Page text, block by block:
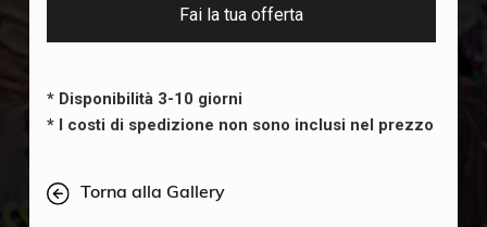
Fai la tua offerta
* Disponibilità 3-10 giorni
* I costi di spedizione non sono inclusi nel prezzo
Torna alla Gallery